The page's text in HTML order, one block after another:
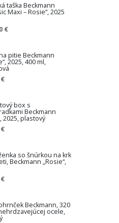
taška Beckmann
Maxi – Rosie“, 2025
€
pitie Beckmann
2025, 400 ml,
box s
Beckmann
2025, plastový
so šnúrkou na krk
Beckmann „Rosie“,
Beckmann, 320
ocele,